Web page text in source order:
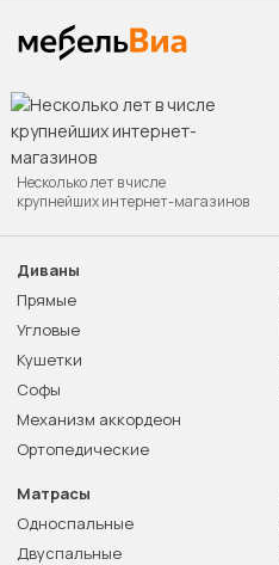
Несколько лет в числе
крупнейших интернет-магазинов
Диваны
Прямые
Угловые
Кушетки
Софы
Механизм аккордеон
Ортопедические
Матрасы
Односпальные
Двуспальные